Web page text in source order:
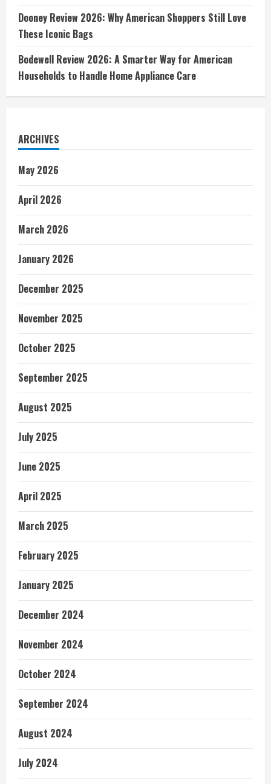
Dooney Review 2026: Why American Shoppers Still Love
These Iconic Bags
Bodewell Review 2026: A Smarter Way for American
Households to Handle Home Appliance Care
ARCHIVES
May 2026
April 2026
March 2026
January 2026
December 2025
November 2025
October 2025
September 2025
August 2025
July 2025
June 2025
April 2025
March 2025
February 2025
January 2025
December 2024
November 2024
October 2024
September 2024
August 2024
July 2024